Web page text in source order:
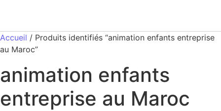
Accueil / Produits identifiés “animation enfants entreprise
au Maroc”
animation enfants
entreprise au Maroc